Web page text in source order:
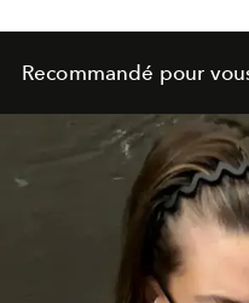
Recommandé pour